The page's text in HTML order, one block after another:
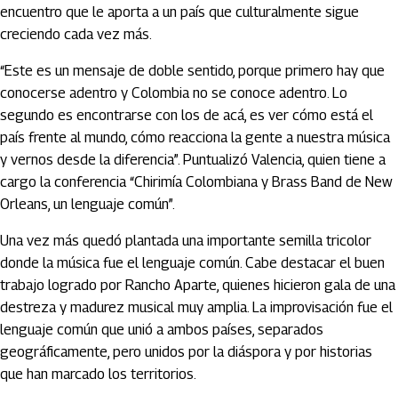
encuentro que le aporta a un país que culturalmente sigue
creciendo cada vez más.
“Este es un mensaje de doble sentido, porque primero hay que
conocerse adentro y Colombia no se conoce adentro. Lo
segundo es encontrarse con los de acá, es ver cómo está el
país frente al mundo, cómo reacciona la gente a nuestra música
y vernos desde la diferencia”. Puntualizó Valencia, quien tiene a
cargo la conferencia “Chirimía Colombiana y Brass Band de New
Orleans, un lenguaje común”.
Una vez más quedó plantada una importante semilla tricolor
donde la música fue el lenguaje común. Cabe destacar el buen
trabajo logrado por Rancho Aparte, quienes hicieron gala de una
destreza y madurez musical muy amplia. La improvisación fue el
lenguaje común que unió a ambos países, separados
geográficamente, pero unidos por la diáspora y por historias
que han marcado los territorios.